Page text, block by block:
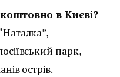
в Києві?
парк,
острів.